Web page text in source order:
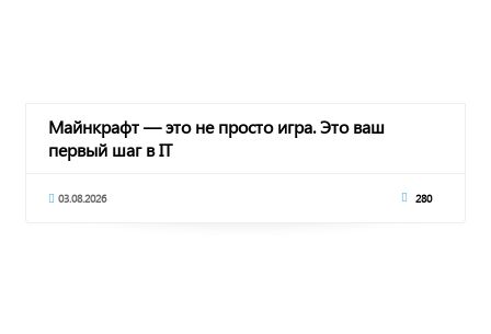
Майнкрафт — это не просто игра. Это ваш
первый шаг в IT
03.08.2026 280